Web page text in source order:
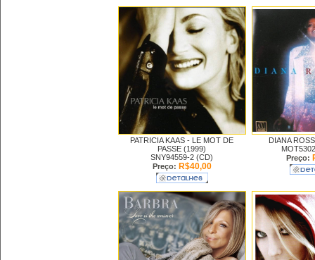
PATRICIA KAAS - LE MOT DE
PASSE (1999)
SNY94559-2 (CD)
Preço: R$40,00
DIANA
Preço: